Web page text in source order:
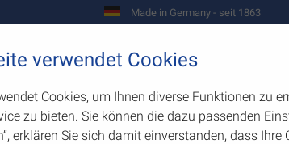
Made in Germany - seit 1863
Werkzeugbau
verwendet Cookies
Cookies, um Ihnen diverse Funktionen zu
zu bieten. Sie können die dazu passenden
erklären Sie sich damit einverstanden, dass